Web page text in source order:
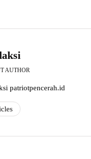
AUTHOR
patriotpencerah.id